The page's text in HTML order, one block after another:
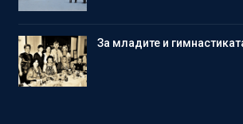
Зa младите и